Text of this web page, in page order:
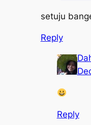
setuju
Reply
Reply